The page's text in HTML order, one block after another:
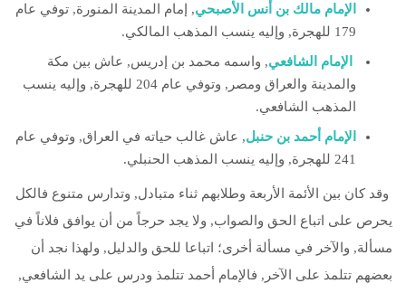
الإمام مالك بن أنس الأصبحي, إمام المدينة المنورة, توفي عام
179 للهجرة, وإليه ينسب المذهب المالكي.
الإمام الشافعي, واسمه محمد بن إدريس, عاش بين مكة
والمدينة والعراق ومصر, وتوفي عام 204 للهجرة, وإليه ينسب
المذهب الشافعي.
الإمام أحمد بن حنبل, عاش غالب حياته في العراق, وتوفي عام
241 للهجرة, وإليه ينسب المذهب الحنبلي.
وقد كان بين الأئمة الأربعة وطلابهم ثناء متبادل, وتدارس متنوع فالكل
يحرص على اتباع الحق والصواب, ولا يجد حرجاً من أن يوافق فلاناً في
مسألة, والآخر في مسألة أخرى؛ اتباعا للحق والدليل, ولهذا نجد أن
بعضهم تتلمذ على الآخر, فالإمام أحمد تتلمذ ودرس على يد الشافعي,